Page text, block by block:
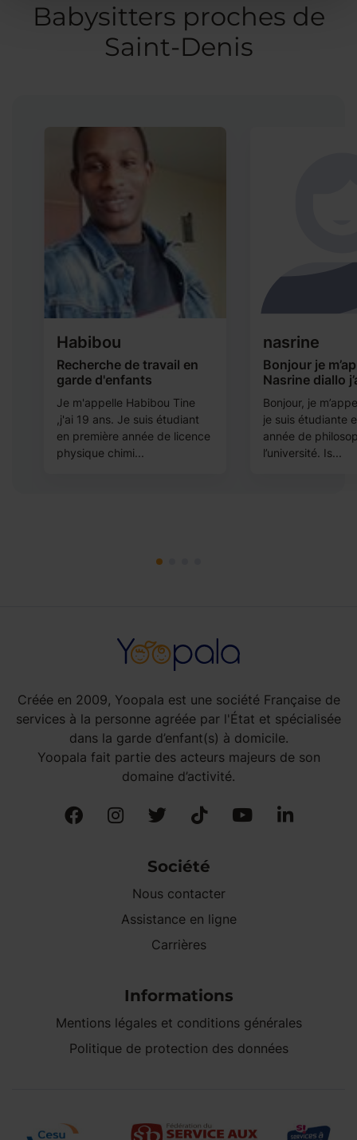
Babysitters proches de
Saint-Denis
Habibou
Recherche de travail en
garde d'enfants
Je m'appelle Habibou Tine
,j'ai 19 ans. Je suis étudiant
en première année de licence
physique chimi...
nasrine
Bonjour je
Nasrine diallo
Bonjour, je
je suis étudiante
année de
l’université. Is...
Créée en 2009, Yoopala est une société Française de
services à la personne agréée par l'État et spécialisée
dans la garde d’enfant(s) à domicile.
Yoopala fait partie des acteurs majeurs de son
domaine d’activité.
Société
Nous contacter
Assistance en ligne
Carrières
Informations
Mentions légales et conditions générales
Politique de protection des données